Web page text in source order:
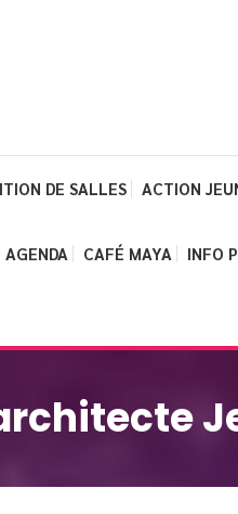
DE SALLES ACTION
AGENDA CAFÉ MAYA INFO